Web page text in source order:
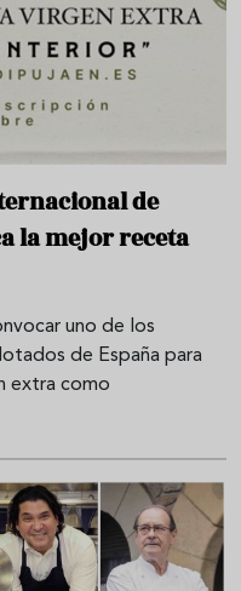
de
la mejor receta
uno de los
de España para
extra como